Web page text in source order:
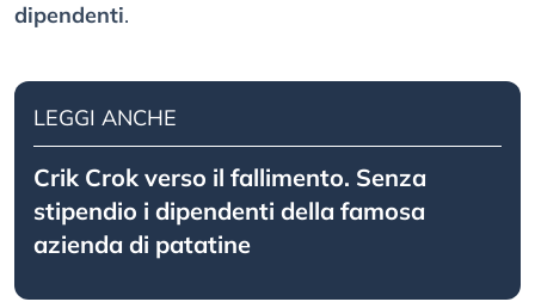
dipendenti.
LEGGI ANCHE
Crik Crok verso il fallimento. Senza
stipendio i dipendenti della famosa
azienda di patatine